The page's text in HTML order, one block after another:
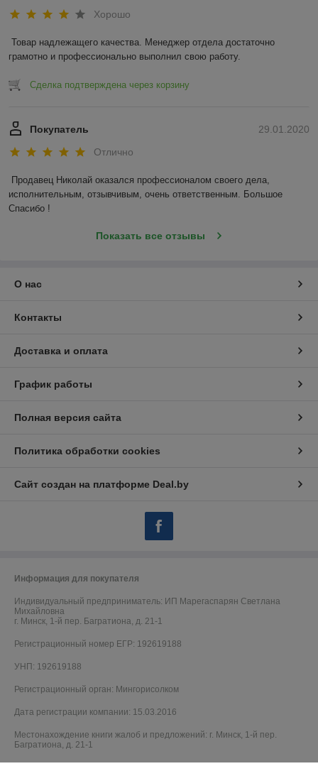
Хорошо
Товар надлежащего качества. Менеджер отдела достаточно
грамотно и профессионально выполнил свою работу.
Сделка подтверждена через корзину
29.01.2020
Покупатель
Отлично
Продавец Николай оказался профессионалом своего дела,
исполнительным, отзывчивым, очень ответственным. Большое
Спасибо !
Показать все отзывы
О нас
Контакты
Доставка и оплата
График работы
Полная версия сайта
Политика обработки cookies
Сайт создан на платформе Deal.by
Информация для покупателя
Индивидуальный предприниматель: ИП Марегаспарян Светлана
Михайловна
г. Минск, 1-й пер. Багратиона, д. 21-1
Регистрационный номер ЕГР: 192619188
УНП: 192619188
Регистрационный орган: Мингорисолком
Дата регистрации компании: 15.03.2016
Местонахождение книги жалоб и предложений: г. Минск, 1-й пер.
Багратиона, д. 21-1